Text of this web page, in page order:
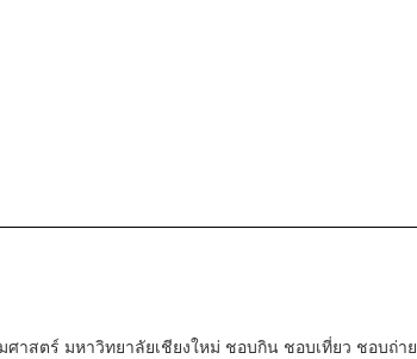
าสตร์ มหาวิทยาลัยเชียงใหม่ ชอบกิน ชอบเที่ยว ชอบถ่า